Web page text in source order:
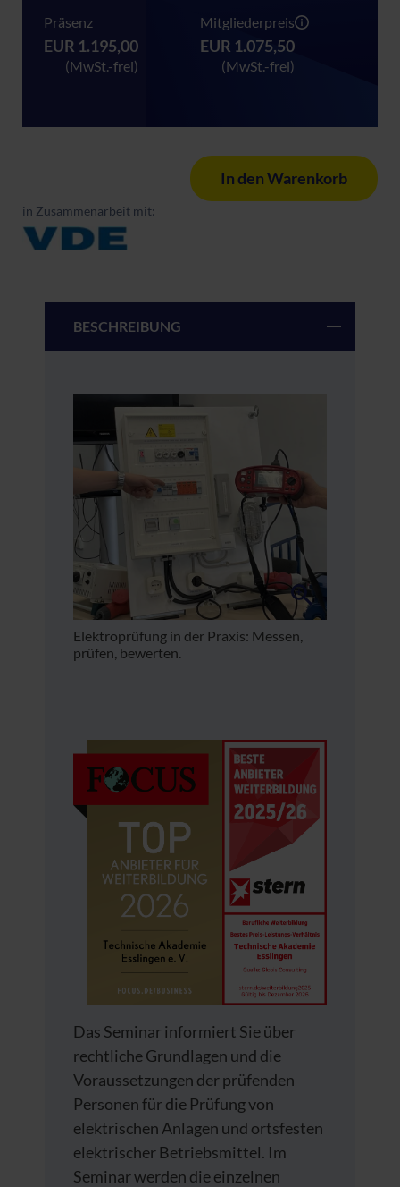
Präsenz
EUR 1.195,00
(MwSt.-frei)
Mitgliederpreis
EUR 1.075,50
(MwSt.-frei)
In den Warenkorb
in Zusammenarbeit mit:
BESCHREIBUNG
Das Seminar informiert Sie über
rechtliche Grundlagen und die
Voraussetzungen der prüfenden
Personen für die Prüfung von
elektrischen Anlagen und ortsfesten
elektrischer Betriebsmittel. Im
Seminar werden die einzelnen
Elektroprüfung in der Praxis: Messen,
prüfen, bewerten.